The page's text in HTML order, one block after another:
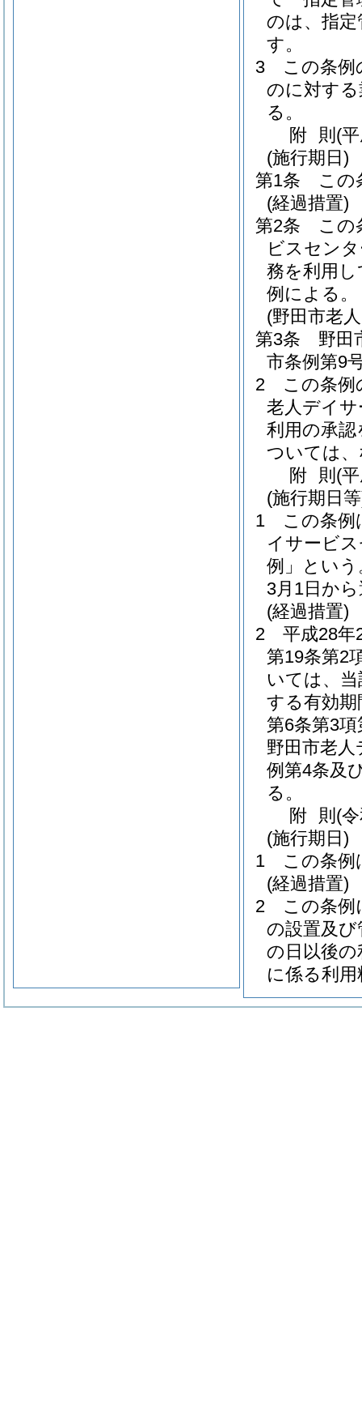
のは、指
す。
3
この条例
のに対す
る。
附 則 (
(施行期日)
第1条
この
(経過措置)
第2条
この
ビスセン
務を利用
例による。
(野田市老
第3条
野田
市条例第9
2
この条例
老人デイ
利用の承
ついては
附 則 (
(施行期日
1
この条例
イサービ
例」という
3月1日か
(経過措置)
2
平成28年
第19条第2
いては、
する有効
第6条第3
野田市老
例第4条及
る。
附 則 (
(施行期日)
1
この条例
(経過措置)
2
この条
の設置及
の日以後
に係る利